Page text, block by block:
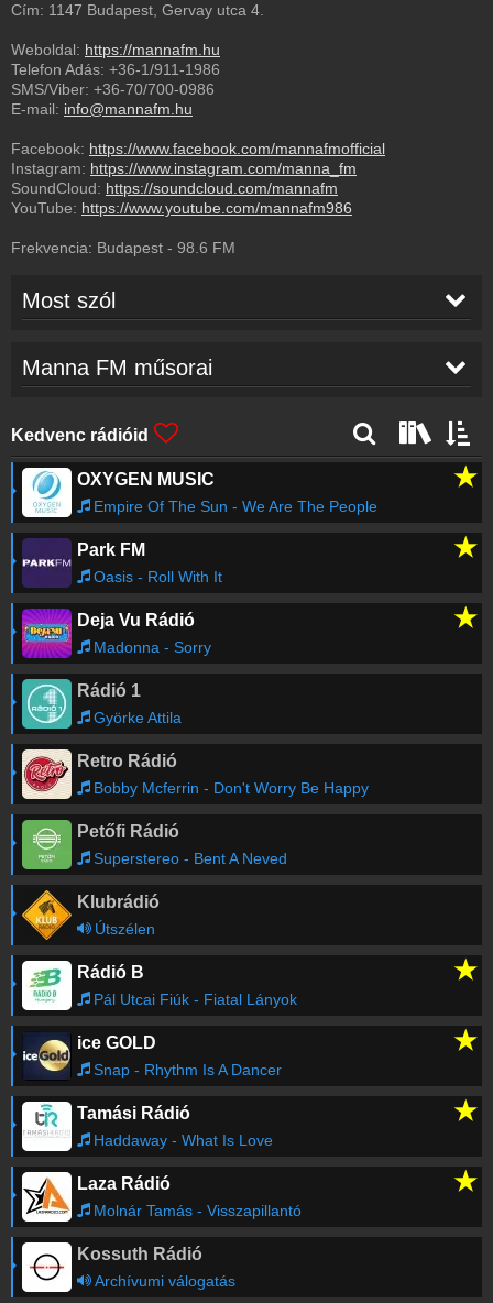
Cím: 1147 Budapest, Gervay utca 4.
Weboldal: https://mannafm.hu
Telefon Adás: +36-1/911-1986
SMS/Viber: +36-70/700-0986
E-mail: info@mannafm.hu
Facebook: https://www.facebook.com/mannafmofficial
Instagram: https://www.instagram.com/manna_fm
SoundCloud: https://soundcloud.com/mannafm
YouTube: https://www.youtube.com/mannafm986
Frekvencia: Budapest - 98.6 FM
Most szól
15:49 Gabrielle-When A Woman
15:46 Gudics Máté
15:42 Martin Garrix
The Edge)
15:34 Gorillaz
Régebbi számok lekérése
Manna FM műsorai
Kedvenc rádióid
OXYGEN MUSIC ★
Empire Of The Sun - We Are The People
Park FM ★
Oasis - Roll With It
Deja Vu Rádió ★
Madonna - Sorry
Rádió 1
Györke Attila
Retro Rádió
Bobby Mcferrin - Don't Worry Be Happy
Petőfi Rádió
Superstereo - Bent A Neved
Klubrádió
Útszélen
Rádió B ★
Pál Utcai Fiúk - Fiatal Lányok
ice GOLD ★
Snap - Rhythm Is A Dancer
Tamási Rádió ★
Haddaway - What Is Love
Laza Rádió ★
Molnár Tamás - Visszapillantó
Kossuth Rádió
Archívumi válogatás